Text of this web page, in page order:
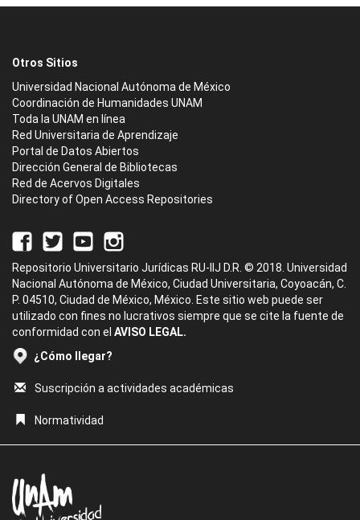
Otros Sitios
Universidad Nacional Autónoma de México
Coordinación de Humanidades UNAM
Toda la UNAM en línea
Red Universitaria de Aprendizaje
Portal de Datos Abiertos
Dirección General de Bibliotecas
Red de Acervos Digitales
Directory of Open Access Repositories
Repositorio Universitario Jurídicas RU-IIJ D.R. © 2018. Universidad
Nacional Autónoma de México, Ciudad Universitaria, Coyoacán, C.
P. 04510, Ciudad de México, México. Este sitio web puede ser
utilizado con fines no lucrativos siempre que se cite la fuente de
conformidad con el AVISO LEGAL.
¿Cómo llegar?
Suscripción a actividades académicas
Normatividad